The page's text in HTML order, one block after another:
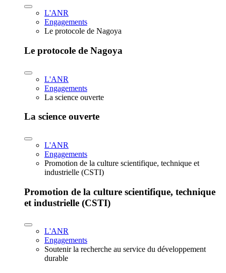
L'ANR
Engagements
Le protocole de Nagoya
Le protocole de Nagoya
L'ANR
Engagements
La science ouverte
La science ouverte
L'ANR
Engagements
Promotion de la culture scientifique, technique et
industrielle (CSTI)
Promotion de la culture scientifique, technique
et industrielle (CSTI)
L'ANR
Engagements
Soutenir la recherche au service du développement
durable